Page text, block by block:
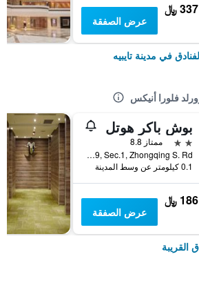
337 ﷼
عرض الصفقة
في مدينة تايبيه
فلورا أنيكس
بوش باكر هوتل
2 نجمتين
ممتاز 8.8
No.39, Sec.1, Zhongqing S. Rd., مدينة تايبيه, تايوان
0.1 كيلومتر عن وسط المدينة
186 ﷼
عرض الصفقة
القريبة